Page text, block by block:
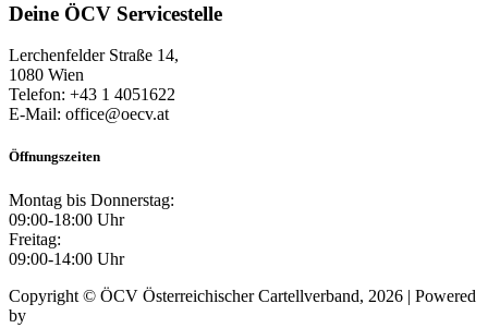
Deine ÖCV Servicestelle
Lerchenfelder Straße 14,
1080 Wien
Telefon: +43 1 4051622
E-Mail: office@oecv.at
Öffnungszeiten
Montag bis Donnerstag:
09:00-18:00 Uhr
Freitag:
09:00-14:00 Uhr
Copyright © ÖCV Österreichischer Cartellverband, 2026 | Powered
by